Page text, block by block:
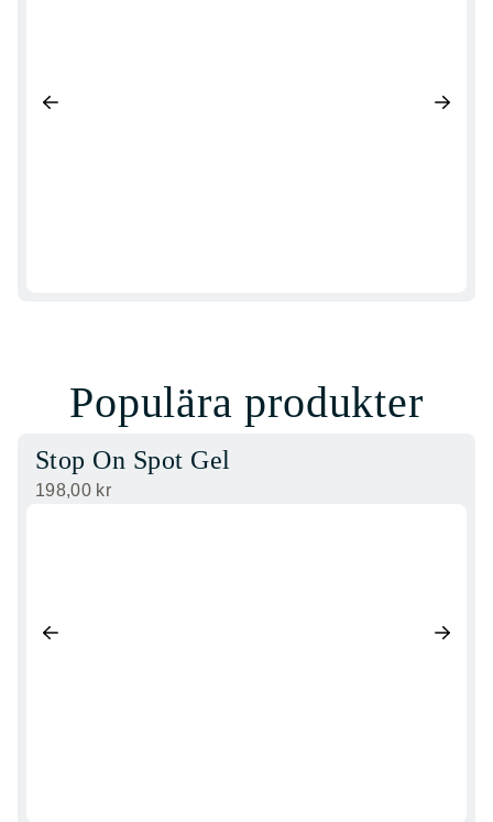
Populära produkter
Stop On Spot Gel
198,00 kr